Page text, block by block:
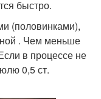
быстро.
(половинками),
. Чем меньше
в процессе не
0,5 ст.